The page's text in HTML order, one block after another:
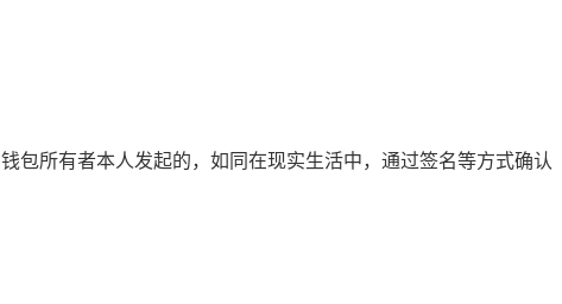
包所有者本人发起的，如同在现实生活中，通过签名等方式确认